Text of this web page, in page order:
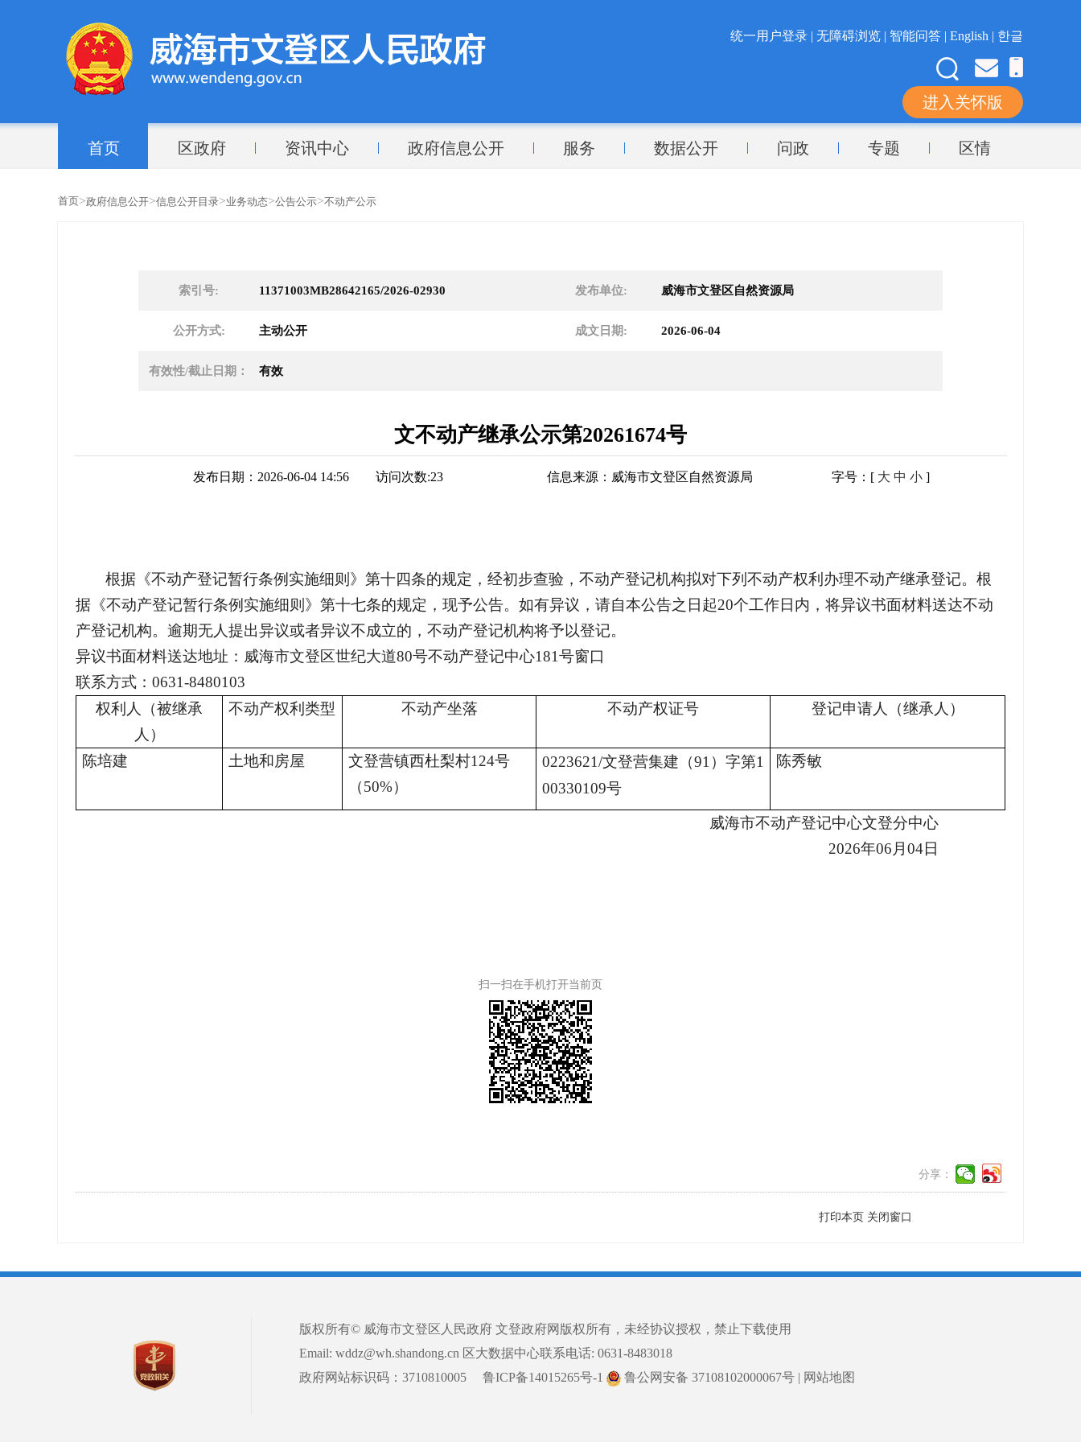
统一用户登录 | 无障碍浏览 | 智能问答 | English | 한글
进入关怀版
首页 区政府 资讯中心 政府信息公开 服务 数据公开 问政 专题 区情
首页>政府信息公开>信息公开目录>业务动态>公告公示>不动产公示
索引号: 11371003MB28642165/2026-02930 发布单位: 威海市文登区自然资源局
公开方式: 主动公开 成文日期: 2026-06-04
有效性/截止日期： 有效
文不动产继承公示第20261674号
发布日期：2026-06-04 14:56 访问次数:23 信息来源： 威海市文登区自然资源局 字号：[ 大 中 小 ]
根据《不动产登记暂行条例实施细则》第十四条的规定，经初步查验，不动产登记机构拟对下列不动产权利办理不动产继承登记。根
据《不动产登记暂行条例实施细则》第十七条的规定，现予公告。如有异议，请自本公告之日起20个工作日内，将异议书面材料送达不动
产登记机构。逾期无人提出异议或者异议不成立的，不动产登记机构将予以登记。
异议书面材料送达地址：威海市文登区世纪大道80号不动产登记中心181号窗口
联系方式：0631-8480103
权利人（被继承
人）
不动产权利类型 不动产坐落 不动产权证号 登记申请人（继承人）
陈培建 土地和房屋
文登营镇西杜梨村124号
（50%）
0223621/文登营集建（91）字第1
00330109号
陈秀敏
威海市不动产登记中心文登分中心
2026年06月04日
扫一扫在手机打开当前页
分享：
打印本页 关闭窗口
版权所有© 威海市文登区人民政府 文登政府网版权所有，未经协议授权，禁止下载使用
Email: wddz@wh.shandong.cn 区大数据中心联系电话: 0631-8483018
政府网站标识码：3710810005 鲁ICP备14015265号-1 鲁公网安备 37108102000067号 | 网站地图